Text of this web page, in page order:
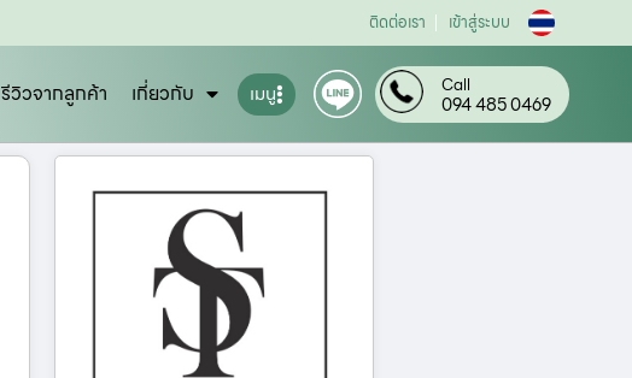
ติดต่อเรา เข้าสู่ระบบ
รีวิวจากลูกค้า เกี่ยวกับ เมนู Call
094 485 0469